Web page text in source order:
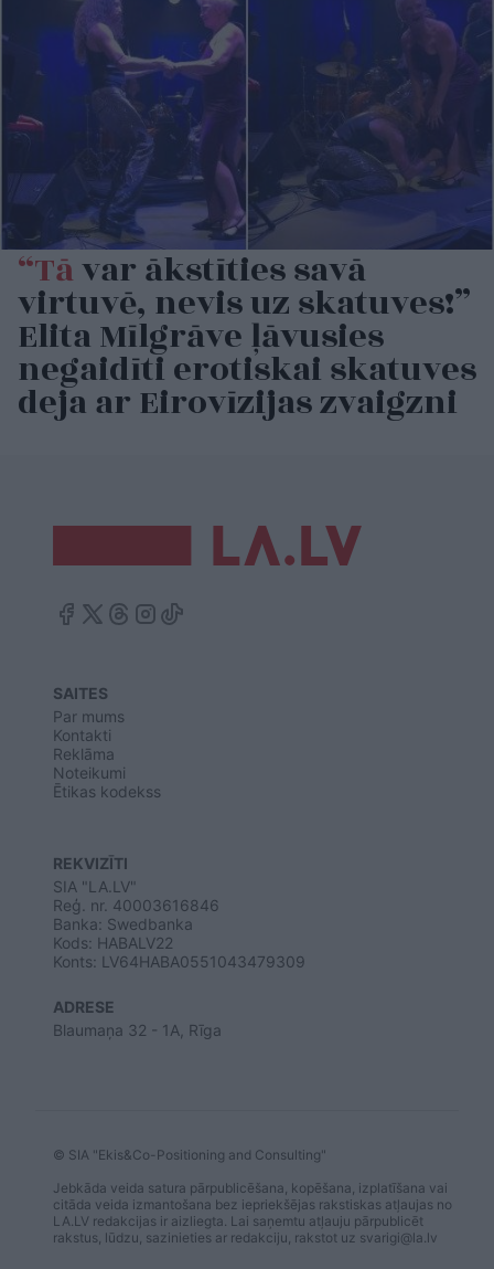
“Tāvar ākstīties savā
virtuvē, nevis uz skatuves!”
Elita Mīlgrāve ļāvusies
negaidīti erotiskai skatuves
deja ar Eirovīzijas zvaigzni
SAITES
Par mums
Kontakti
Reklāma
Noteikumi
Ētikas kodekss
REKVIZĪTI
SIA "LA.LV"
Reģ. nr. 40003616846
Banka: Swedbanka
Kods: HABALV22
Konts: LV64HABA0551043479309
ADRESE
Blaumaņa 32 - 1A, Rīga
© SIA "Ekis&Co-Positioning and Consulting"
Jebkāda veida satura pārpublicēšana, kopēšana, izplatīšana vai
citāda veida izmantošana bez iepriekšējas rakstiskas atļaujas no
LA.LV redakcijas ir aizliegta. Lai saņemtu atļauju pārpublicēt
rakstus, lūdzu, sazinieties ar redakciju, rakstot uz svarigi@la.lv